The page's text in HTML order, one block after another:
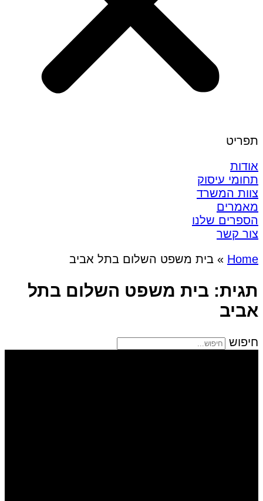
תפריט
אודות
תחומי עיסוק
צוות המשרד
מאמרים
הספרים שלנו
צור קשר
Home
» בית משפט השלום בתל אביב
תגית: בית משפט השלום בתל
אביב
חיפוש